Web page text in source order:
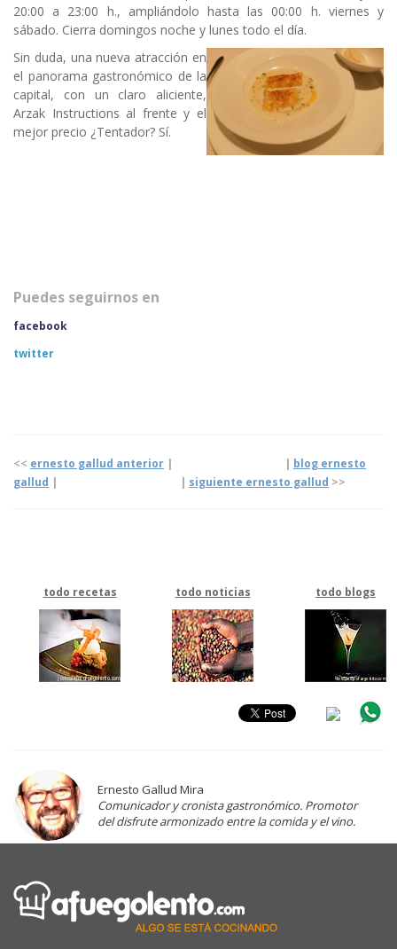
20:00 a 23:00 h., ampliándolo hasta las 00:00 h. viernes y
sábado. Cierra domingos noche y lunes todo el día.
Sin duda, una nueva atracción en
el panorama gastronómico de la
capital, con un claro aliciente,
Arzak Instructions al frente y el
mejor precio ¿Tentador? Sí.
Puedes seguirnos en
facebook
twitter
<< ernesto gallud anterior | | blog ernesto
gallud | | siguiente ernesto gallud >>
todo recetas todo noticias todo blogs
Ernesto Gallud Mira
Comunicador y cronista gastronómico. Promotor
del disfrute armonizado entre la comida y el vino.